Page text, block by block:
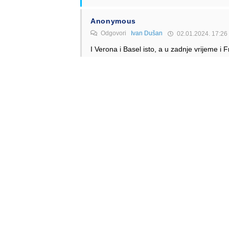
Anonymous
Odgovori Ivan Dušan 02.01.2024. 17:26
I Verona i Basel isto, a u zadnje vrijeme i